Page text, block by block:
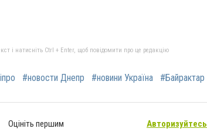
і натисніть Ctrl + Enter, щоб повідомити про це редакцію
#новости Днепр #новини Україна #Байрактар
Оцініть першим Авторизуйтесь